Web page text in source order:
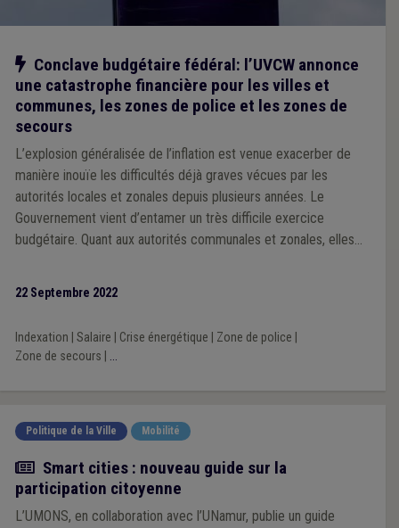
Notre action
Conclave budgétaire fédéral: l’UVCW annonce
une catastrophe financière pour les villes et
communes, les zones de police et les zones de
secours
L’explosion généralisée de l’inflation est venue exacerber de
manière inouïe les difficultés déjà graves vécues par les
autorités locales et zonales depuis plusieurs années. Le
Gouvernement vient d’entamer un très difficile exercice
budgétaire. Quant aux autorités communales et zonales, elles
sécurité au niveau local. Et, si les autorités fédérales ne
majorité des communes et des zones du pays.
22 Septembre 2022
Indexation Salaire Crise énergétique Zone de police
Zone de secours
...
Politique de la Ville Mobilité
Actualité
Smart cities : nouveau guide sur la
participation citoyenne
L’UMONS, en collaboration avec l’UNamur, publie un guide